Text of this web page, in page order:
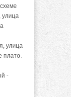
улица
улица
плато.
-